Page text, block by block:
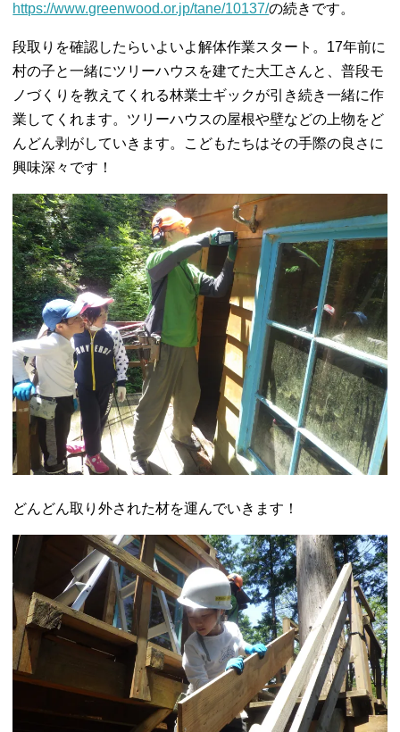
https://www.greenwood.or.jp/tane/10137/の続きです。
段取りを確認したらいよいよ解体作業スタート。17年前に
村の子と一緒にツリーハウスを建てた大工さんと、普段モ
ノづくりを教えてくれる林業士ギックが引き続き一緒に作
業してくれます。ツリーハウスの屋根や壁などの上物をど
んどん剥がしていきます。こどもたちはその手際の良さに
興味深々です！
どんどん取り外された材を運んでいきます！